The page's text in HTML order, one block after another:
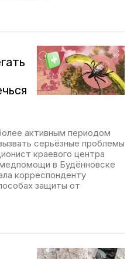
активным периодом
серьёзные проблемы
краевого центра
в Будённовске
корреспонденту
защиты от